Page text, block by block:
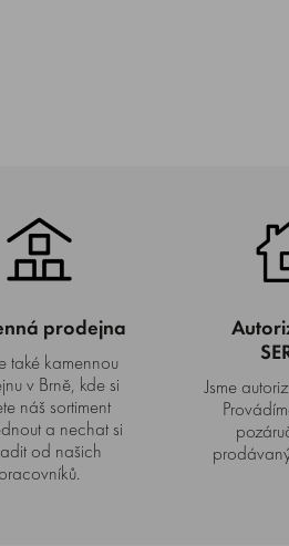
prodejna
také kamennou
v Brně, kde si
náš sortiment
a nechat si
od našich
pracovníků.
Jsme